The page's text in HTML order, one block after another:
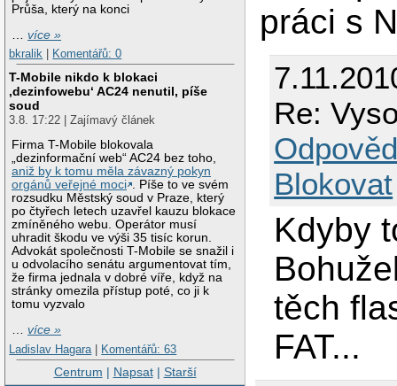
Průša, který na konci
…více »
bkralik
Komentářů: 0
T-Mobile nikdo k blokaci
‚dezinfowebu‘ AC24 nenutil, píše
soud
3.8. 17:22 | Zajímavý článek
Firma T-Mobile blokovala
„dezinformační web“ AC24 bez toho,
aniž by k tomu měla závazný pokyn
orgánů veřejné moci . Píše to ve svém
rozsudku Městský soud v Praze, který
po čtyřech letech uzavřel kauzu blokace
zmíněného webu. Operátor musí
uhradit škodu ve výši 35 tisíc korun.
Advokát společnosti T-Mobile se snažil i
u odvolacího senátu argumentovat tím,
že firma jednala v dobré víře, když na
stránky omezila přístup poté, co ji k
tomu vyzvalo
…více »
Ladislav Hagara | Komentářů: 63
Centrum | Napsat| Starší
práci s
Re:
Blokovat
Kdyby
těch
FAT...